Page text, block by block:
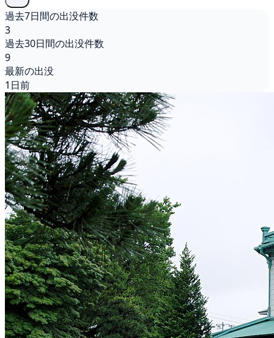
過去7日間の出没件数
3
過去30日間の出没件数
9
最新の出没
1日前